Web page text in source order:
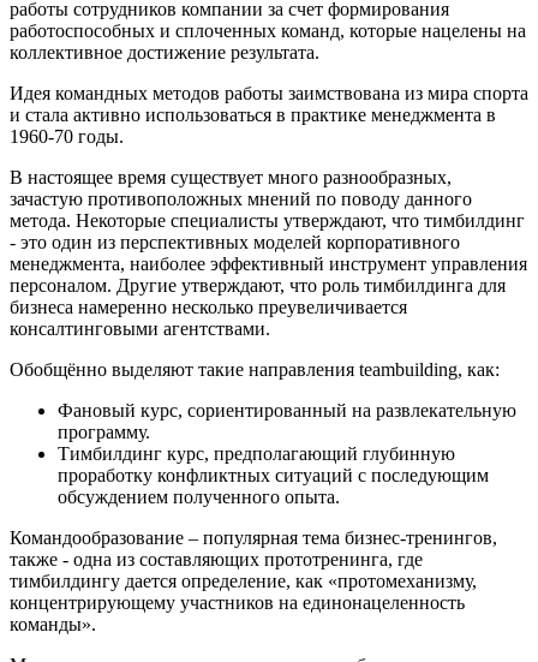
работы сотрудников компании за счет формирования
работоспособных и сплоченных команд, которые нацелены на
коллективное достижение результата.
Идея командных методов работы заимствована из мира спорта
и стала активно использоваться в практике менеджмента в
1960-70 годы.
В настоящее время существует много разнообразных,
зачастую противоположных мнений по поводу данного
метода. Некоторые специалисты утверждают, что тимбилдинг
- это один из перспективных моделей корпоративного
менеджмента, наиболее эффективный инструмент управления
персоналом. Другие утверждают, что роль тимбилдинга для
бизнеса намеренно несколько преувеличивается
консалтинговыми агентствами.
Обобщённо выделяют такие направления teambuilding, как:
Фановый курс, сориентированный на развлекательную
программу.
Тимбилдинг курс, предполагающий глубинную
проработку конфликтных ситуаций с последующим
обсуждением полученного опыта.
Командообразование – популярная тема бизнес-тренингов,
также - одна из составляющих прототренинга, где
тимбилдингу дается определение, как «протомеханизму,
концентрирующему участников на единонацеленность
команды».